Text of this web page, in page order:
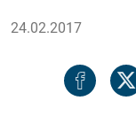
24.02.2017